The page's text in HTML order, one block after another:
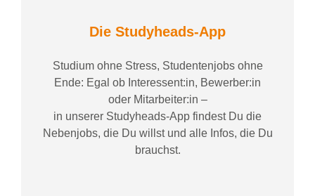
Die Studyheads-App
Studium ohne Stress, Studentenjobs ohne
Ende: Egal ob Interessent:in, Bewerber:in
oder Mitarbeiter:in –
in unserer Studyheads-App findest Du die
Nebenjobs, die Du willst und alle Infos, die Du
brauchst.